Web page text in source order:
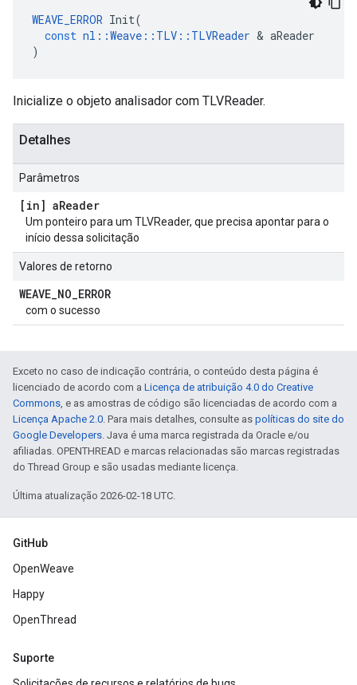
WEAVE_ERROR Init(
const nl ::Weave :: TLV :: TLVReader & aReader
)
Inicialize o objeto analisador com TLVReader.
Detalhes
Parâmetros
[in] aReader
Um ponteiro para um TLVReader, que precisa apontar para o
início dessa solicitação
Valores de retorno
WEAVE_NO_ERROR
com o sucesso
Exceto no caso de indicação contrária, o conteúdo desta página é
licenciado de acordo com a Licença de atribuição 4.0 do Creative
Commons, e as amostras de código são licenciadas de acordo com a
Licença Apache 2.0. Para mais detalhes, consulte as políticas do site do
Google Developers. Java é uma marca registrada da Oracle e/ou
afiliadas. OPENTHREAD e marcas relacionadas são marcas registradas
do Thread Group e são usadas mediante licença.
Última atualização 2026-02-18 UTC.
GitHub
OpenWeave
Happy
OpenThread
Suporte